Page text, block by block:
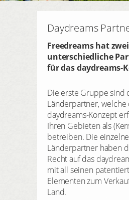
Daydreams
Freedreams hat zwei
unterschiedliche
für das daydreams-
Die erste Gruppe sind
Länderpartner, welche
daydreams-Konzept
Ihren Gebieten als
betreiben. Die
Länderpartner haben
Recht auf das
mit all seinen
Elementen zum
Land.